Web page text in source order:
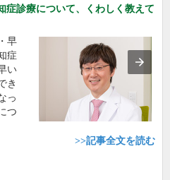
診療について、くわしく教えて
早
症
い
き
っ
つ
>>記事全文を読む